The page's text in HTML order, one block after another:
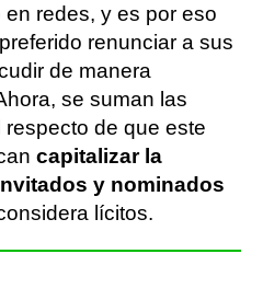
en redes, y es por eso
renunciar a sus
de manera
se suman las
de que este
capitalizar la
y nominados
lícitos.